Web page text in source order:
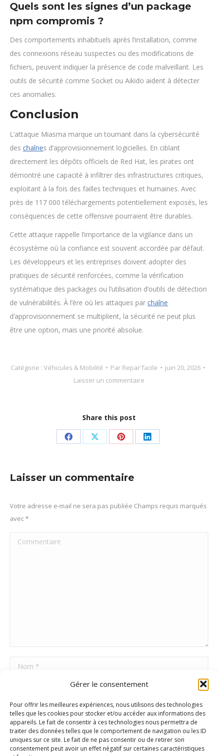
Gérer le consentement
Pour offrir les meilleures expériences, nous utilisons des technologies
telles que les cookies pour stocker et/ou accéder aux informations des
appareils. Le fait de consentir à ces technologies nous permettra de
traiter des données telles que le comportement de navigation ou les ID
uniques sur ce site. Le fait de ne pas consentir ou de retirer son
consentement peut avoir un effet négatif sur certaines caractéristiques
Quels sont les signes d’un package
npm compromis ?
Des comportements inhabituels après l’installation, comme
des connexions réseau suspectes ou des modifications de
fichiers, peuvent indiquer la présence de code malveillant. Les
outils de sécurité comme Socket ou Aikido aident à détecter
ces anomalies.
Conclusion
L’attaque Miasma marque un tournant dans la cybersécurité
des chaînes d’approvisionnement logicielles. En ciblant
directement les dépôts officiels de Red Hat, les pirates ont
démontré une capacité à infiltrer des infrastructures critiques,
exploitant à la fois des failles techniques et humaines. Avec
près de 117 000 téléchargements potentiellement exposés, les
conséquences de cette offensive pourraient être durables.
Cette attaque rappelle l’importance de la vigilance dans un
écosystème où la confiance est souvent accordée par défaut.
Les développeurs et les entreprises doivent adopter des
pratiques de sécurité renforcées, comme la vérification
systématique des packages ou l’utilisation d’outils de détection
de vulnérabilités. À l’ère où les attaques par chaîne
d’approvisionnement se multiplient, la sécurité ne peut plus
être une option, mais une priorité absolue.
Catégorie : Véhicules & Mobilité Par Repar'facile
juin 20, 2026
Laisser un commentaire
Share this post
PartagerPartagerPartager
Pinterest
Partager
Laisser un commentaire
Votre adresse e-mail ne sera pas publiée Champs requis marqués
avec*
Commentaire
Nom *
Site Web
Poster commentaire